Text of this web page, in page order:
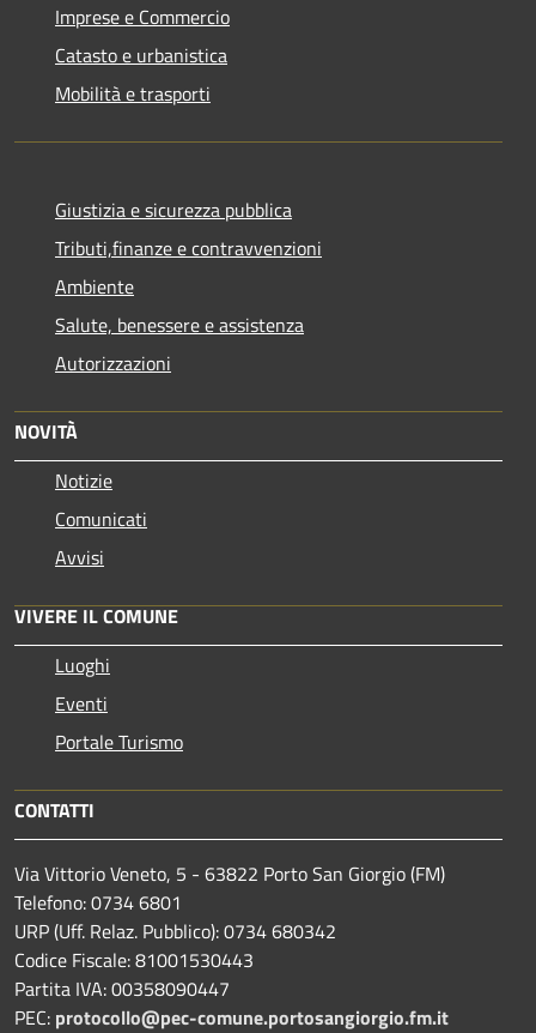
Imprese e Commercio
Catasto e urbanistica
Mobilità e trasporti
Giustizia e sicurezza pubblica
Tributi,finanze e contravvenzioni
Ambiente
Salute, benessere e assistenza
Autorizzazioni
NOVITÀ
Notizie
Comunicati
Avvisi
VIVERE IL COMUNE
Luoghi
Eventi
Portale Turismo
CONTATTI
Via Vittorio Veneto, 5 - 63822 Porto San Giorgio (FM)
Telefono: 0734 6801
URP (Uff. Relaz. Pubblico): 0734 680342
Codice Fiscale: 81001530443
Partita IVA: 00358090447
PEC: protocollo@pec-comune.portosangiorgio.fm.it